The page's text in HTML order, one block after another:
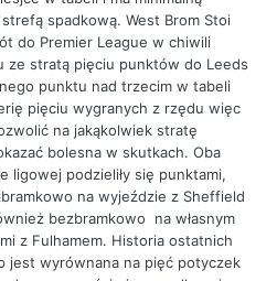
spadkową. West Brom Stoi
do Premier League w chiwili
ze stratą pięciu punktów do Leeds
punktu nad trzecim w tabeli
pięciu wygranych z rzędu więc
na jakąkolwiek stratę
bolesna w skutkach. Oba
ligowej podzieliły się punktami,
na wyjeździe z Sheffield
bezbramkowo na własnym
z Fulhamem. Historia ostatnich
jest wyrównana na pięć potyczek